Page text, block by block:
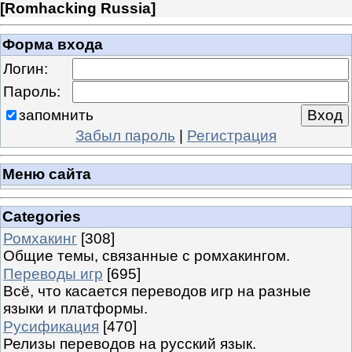
[Romhacking Russia]
Форма входа
Логин:
Пароль:
запомнить
Забыл пароль | Регистрация
Меню сайта
Categories
Ромхакинг [308]
Общие темы, связанные с ромхакингом.
Переводы игр [695]
Всё, что касается переводов игр на разные
языки и платформы.
Русификация [470]
Релизы переводов на русский язык.